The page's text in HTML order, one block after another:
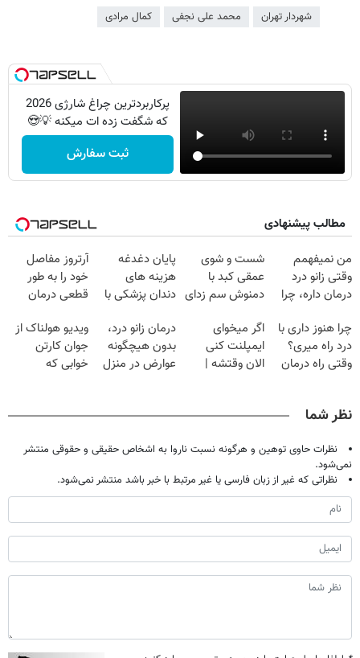
شهردار تهران محمد علی نجفی کمال مرادی
پرکاربردترین چراغ شارژی 2026
که شگفت زده ات میکنه 💡😍
ثبت سفارش
مطالب پیشنهادی
من نمیفهمم
وقتی زانو درد
درمان داره، چرا
تحمل میکنی؟❗
شست و شوی
عمقی کبد با
دمنوش سم زدای
پایان دغدغه
هزینه های
دندان پزشکی با
خانگی
آرتروز مفاصل
خود را به طور
قطعی درمان
◗پرسش‌نامه◖
چرا هنوز داری با
درد راه میری؟
وقتی راه درمان
اگر میخوای
ایمپلنت کنی
الان وقتشه |
درمان زانو درد،
بدون هیچگونه
عوارض در منزل
ویدیو هولناک از
جوان کارتن
خوابی که
نظر شما
نظرات حاوی توهین و هرگونه نسبت ناروا به اشخاص حقیقی و حقوقی منتشر
نمی‌شود.
نظراتی که غیر از زبان فارسی یا غیر مرتبط با خبر باشد منتشر نمی‌شود.